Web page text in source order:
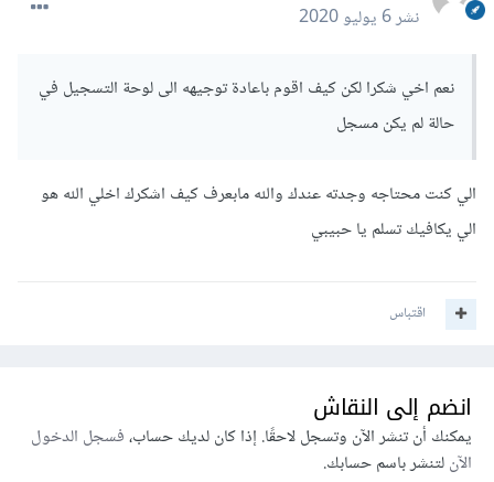
نشر6 يوليو 2020
نعم اخي شكرا لكن كيف اقوم باعادة توجيهه الى لوحة التسجيل في
حالة لم يكن مسجل
الي كنت محتاجه وجدته عندك والله مابعرف كيف اشكرك اخلي الله هو
الي يكافيك تسلم يا حبيبي
اقتباس
انضم إلى النقاش
يمكنك أن تنشر الآن وتسجل لاحقًا. إذا كان لديك حساب،فسجل الدخول
الآنلتنشر باسم حسابك.